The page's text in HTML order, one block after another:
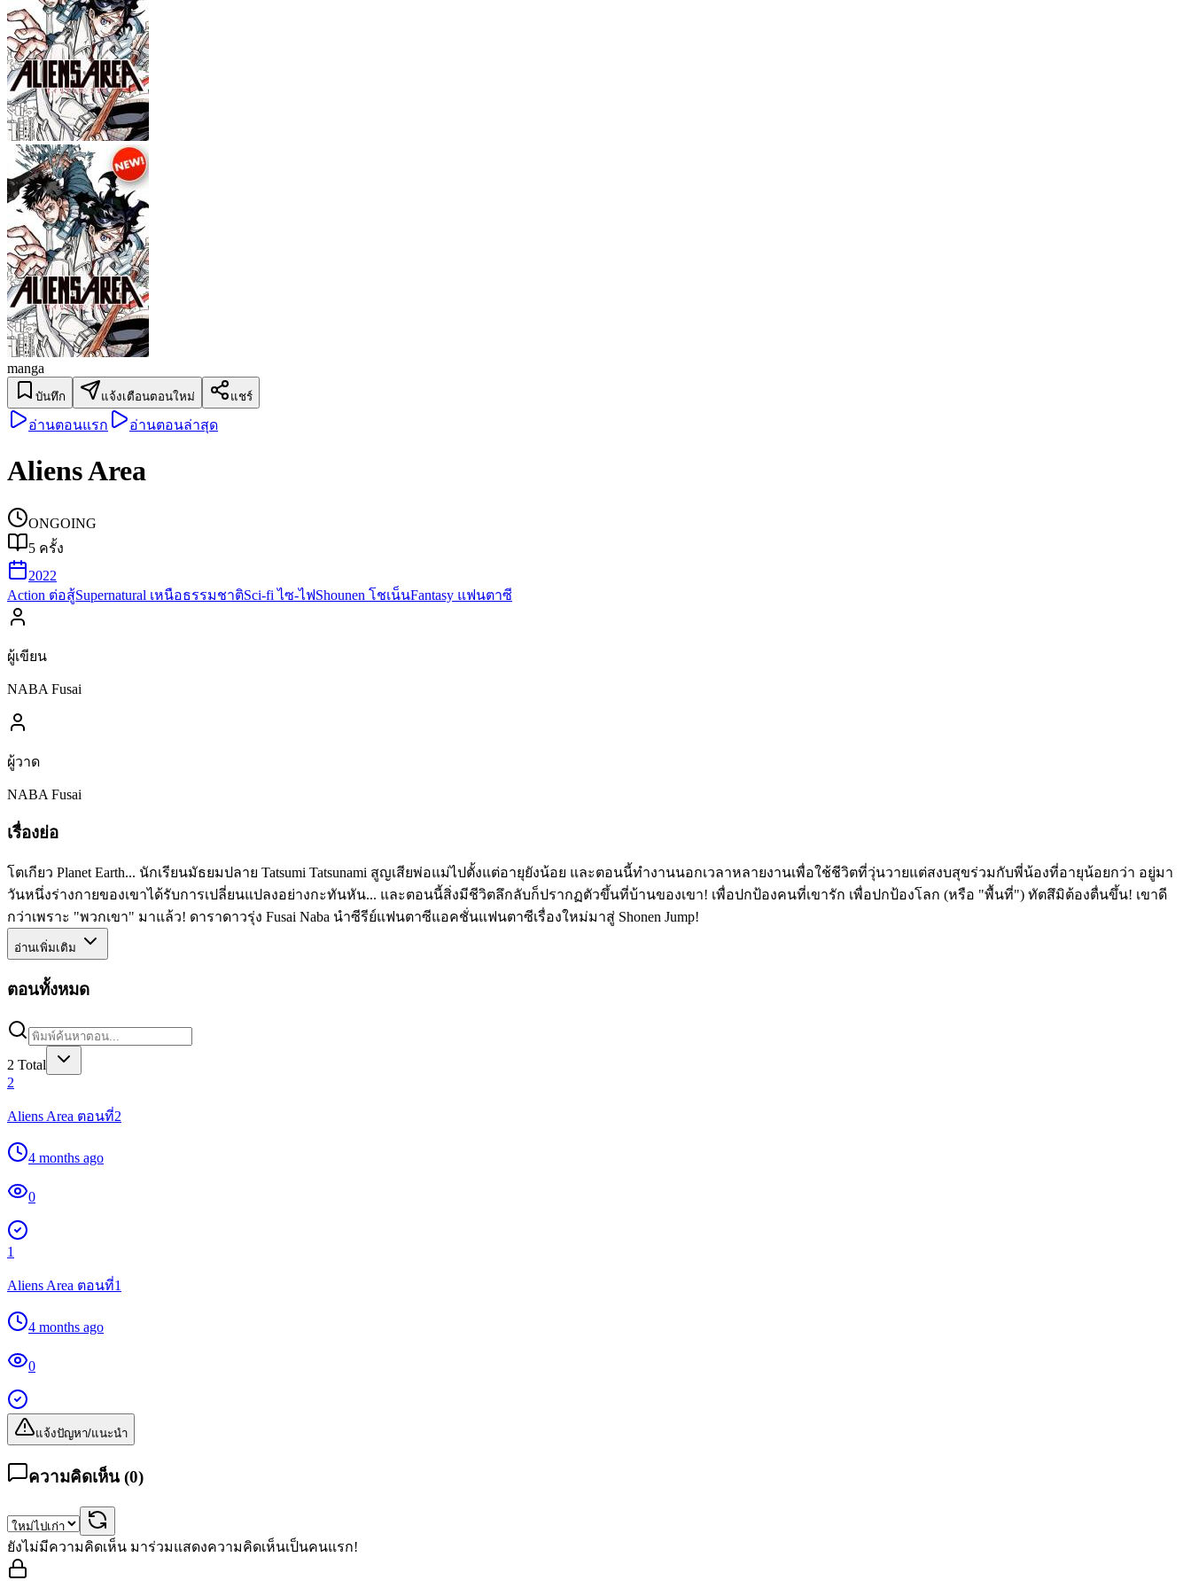
manga
บันทึก แจ้งเตือนตอนใหม่ แชร์
อ่านตอนแรก อ่านตอนล่าสุด
Aliens Area
ONGOING
5 ครั้ง
2022
Action ต่อสู้Supernatural เหนือธรรมชาติSci-fi ไซ-ไฟShounen โชเน็นFantasy แฟนตาซี
ผู้เขียน
NABA Fusai
ผู้วาด
NABA Fusai
เรื่องย่อ
โตเกียว Planet Earth... นักเรียนมัธยมปลาย Tatsumi Tatsunami สูญเสียพ่อแม่ไปตั้งแต่อายุยังน้อย และตอนนี้ทำงานนอกเวลาหลายงานเพื่อใช้ชีวิตที่วุ่นวายแต่สงบสุขร่วมกับพี่น้องที่อายุน้อยกว่า อยู่มา
วันหนึ่งร่างกายของเขาได้รับการเปลี่ยนแปลงอย่างกะทันหัน... และตอนนี้สิ่งมีชีวิตลึกลับก็ปรากฏตัวขึ้นที่บ้านของเขา! เพื่อปกป้องคนที่เขารัก เพื่อปกป้องโลก (หรือ "พื้นที่") ทัตสึมิต้องตื่นขึ้น! เขาดี
กว่าเพราะ "พวกเขา" มาแล้ว! ดาราดาวรุ่ง Fusai Naba นำซีรีย์แฟนตาซีแอคชั่นแฟนตาซีเรื่องใหม่มาสู่ Shonen Jump!
อ่านเพิ่มเติม
ตอนทั้งหมด
2 Total
2
Aliens Area ตอนที่2
4 months ago
0
1
Aliens Area ตอนที่1
4 months ago
0
แจ้งปัญหา/แนะนำ
ความคิดเห็น (0)
ยังไม่มีความคิดเห็น มาร่วมแสดงความคิดเห็นเป็นคนแรก!